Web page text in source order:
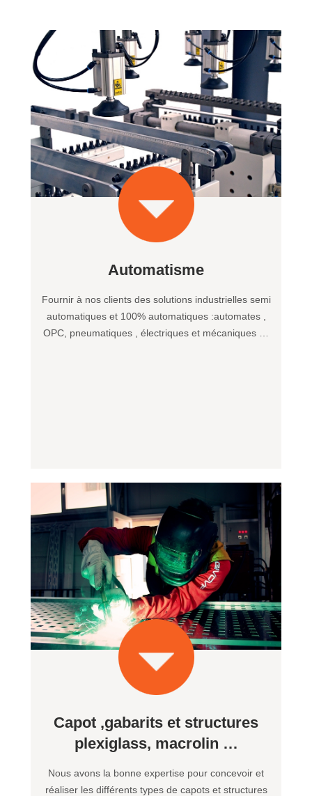
Automatisme
Fournir à nos clients des solutions industrielles semi
automatiques et 100% automatiques :automates ,
OPC, pneumatiques , électriques et mécaniques …
Capot ,gabarits et structures
plexiglass, macrolin …
Nous avons la bonne expertise pour concevoir et
réaliser les différents types de capots et structures